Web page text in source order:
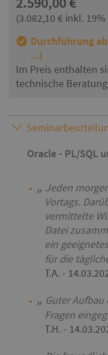
(3.082,10 € inkl.
Durchführung
...)
Im Preis enthalten
technische
Oracle - PL/SQL
Jeden
Vortags.
vermittelte
Datei
ein
für die
T.A. -
Guter
Fragen
T.H. -